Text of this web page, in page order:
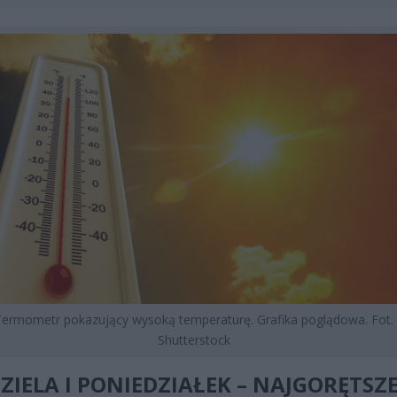
pokazujący wysoką temperaturę. Grafika poglądowa. Fot.
Shutterstock
I PONIEDZIAŁEK –